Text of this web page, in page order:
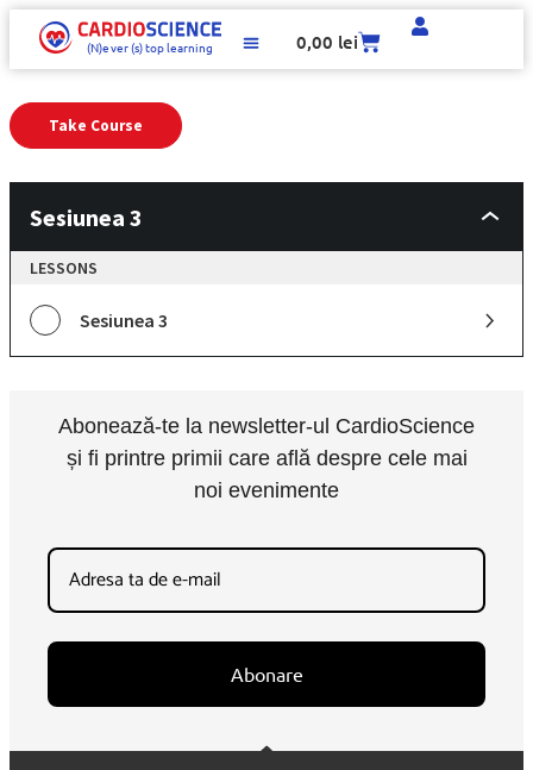
(N)ever (s)top learning 0,00 lei
Take Course
Sesiunea 3
LESSONS
Sesiunea 3
Abonează-te la newsletter-ul CardioScience
și fi printre primii care află despre cele mai
noi evenimente
Abonare